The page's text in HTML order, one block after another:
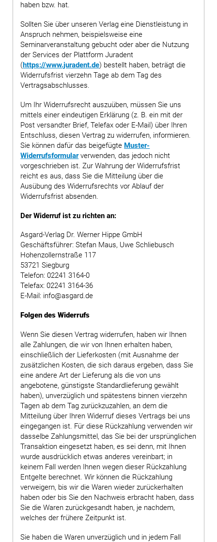
haben bzw. hat.
Sollten Sie über unseren Verlag eine Dienstleistung in
Anspruch nehmen, beispielsweise eine
Seminarveranstaltung gebucht oder aber die Nutzung
der Services der Plattform Juradent
(https://www.juradent.de) bestellt haben, beträgt die
Widerrufsfrist vierzehn Tage ab dem Tag des
Vertragsabschlusses.
Um Ihr Widerrufsrecht auszuüben, müssen Sie uns
mittels einer eindeutigen Erklärung (z. B. ein mit der
Post versandter Brief, Telefax oder E-Mail) über Ihren
Entschluss, diesen Vertrag zu widerrufen, informieren.
Sie können dafür das beigefügte Muster-
Widerrufsformularverwenden, das jedoch nicht
vorgeschrieben ist. Zur Wahrung der Widerrufsfrist
reicht es aus, dass Sie die Mitteilung über die
Ausübung des Widerrufsrechts vor Ablauf der
Widerrufsfrist absenden.
Der Widerruf ist zu richten an:
Asgard-Verlag Dr. Werner Hippe GmbH
Geschäftsführer: Stefan Maus, Uwe Schliebusch
Hohenzollernstraße 117
53721 Siegburg
Telefon: 02241 3164-0
Telefax: 02241 3164-36
E-Mail: info@asgard.de
Folgen des Widerrufs
Wenn Sie diesen Vertrag widerrufen, haben wir Ihnen
alle Zahlungen, die wir von Ihnen erhalten haben,
einschließlich der Lieferkosten (mit Ausnahme der
zusätzlichen Kosten, die sich daraus ergeben, dass Sie
eine andere Art der Lieferung als die von uns
angebotene, günstigste Standardlieferung gewählt
haben), unverzüglich und spätestens binnen vierzehn
Tagen ab dem Tag zurückzuzahlen, an dem die
Mitteilung über Ihren Widerruf dieses Vertrags bei uns
eingegangen ist. Für diese Rückzahlung verwenden wir
dasselbe Zahlungsmittel, das Sie bei der ursprünglichen
Transaktion eingesetzt haben, es sei denn, mit Ihnen
wurde ausdrücklich etwas anderes vereinbart; in
keinem Fall werden Ihnen wegen dieser Rückzahlung
Entgelte berechnet. Wir können die Rückzahlung
verweigern, bis wir die Waren wieder zurückerhalten
haben oder bis Sie den Nachweis erbracht haben, dass
Sie die Waren zurückgesandt haben, je nachdem,
welches der frühere Zeitpunkt ist.
Sie haben die Waren unverzüglich und in jedem Fall